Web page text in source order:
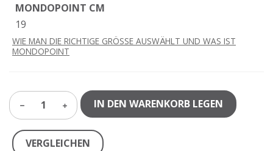
MONDOPOINT CM
19
WIE MAN DIE RICHTIGE GRÖSSE AUSWÄHLT UND WAS IST
MONDOPOINT
1 IN DEN WARENKORB LEGEN
VERGLEICHEN